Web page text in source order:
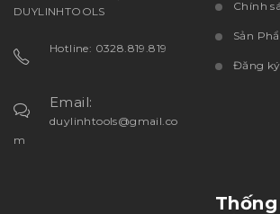
DUYLINHTOOLS
Hotline: 0328.819.819
Email:
duylinhtools@gmail.co
m
Chính
Sản
Đăng ký